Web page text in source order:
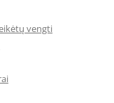
vengti